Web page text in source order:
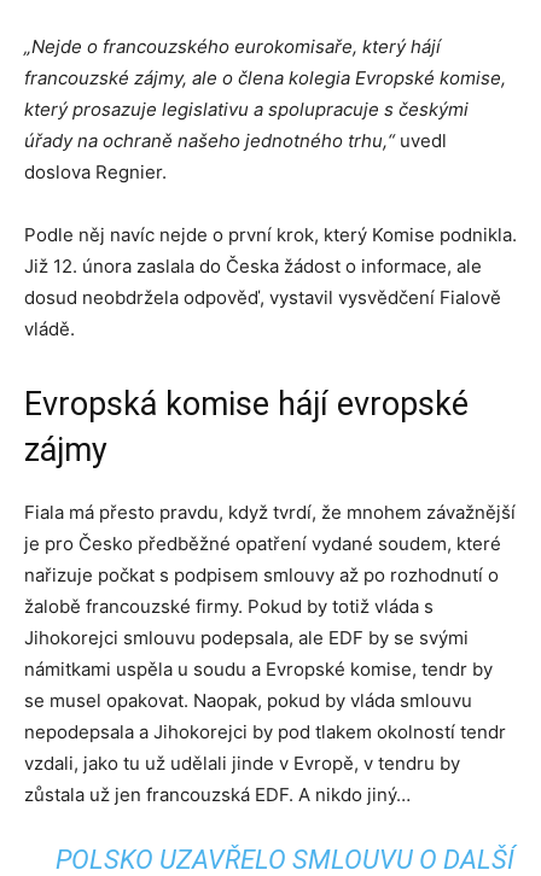
„Nejde o francouzského eurokomisaře, který hájí
francouzské zájmy, ale o člena kolegia Evropské komise,
který prosazuje legislativu a spolupracuje s českými
úřady na ochraně našeho jednotného trhu,“uvedl
doslova Regnier.
Podle něj navíc nejde o první krok, který Komise podnikla.
Již 12. února zaslala do Česka žádost o informace, ale
dosud neobdržela odpověď, vystavil vysvědčení Fialově
vládě.
Evropská komise hájí evropské
zájmy
Fiala má přesto pravdu, když tvrdí, že mnohem závažnější
je pro Česko předběžné opatření vydané soudem, které
nařizuje počkat s podpisem smlouvy až po rozhodnutí o
žalobě francouzské firmy. Pokud by totiž vláda s
Jihokorejci smlouvu podepsala, ale EDF by se svými
námitkami uspěla u soudu a Evropské komise, tendr by
se musel opakovat. Naopak, pokud by vláda smlouvu
nepodepsala a Jihokorejci by pod tlakem okolností tendr
vzdali, jako tu už udělali jinde v Evropě, v tendru by
zůstala už jen francouzská EDF. A nikdo jiný…
POLSKO UZAVŘELO SMLOUVU O DALŠÍ